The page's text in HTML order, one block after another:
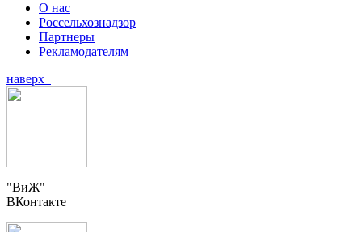
О нас
Россельхознадзор
Партнеры
Рекламодателям
наверх
"ВиЖ"
ВКонтакте